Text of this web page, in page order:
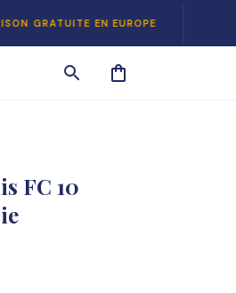
EN EUROPE
FC 10